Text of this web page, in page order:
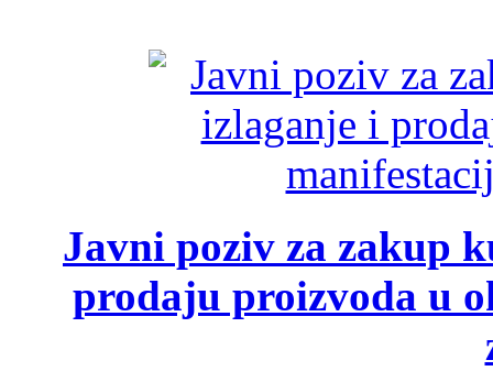
Javni poziv za zakup
prodaju proizvoda u